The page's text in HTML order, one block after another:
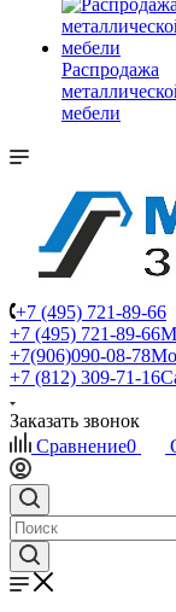
Распродажа
мебели
+7 (495) 721-89-66
+7 (495) 721-89-66
+7(906)090-08-78
+7 (812) 309-71-16
Заказать звонок
Сравнение0